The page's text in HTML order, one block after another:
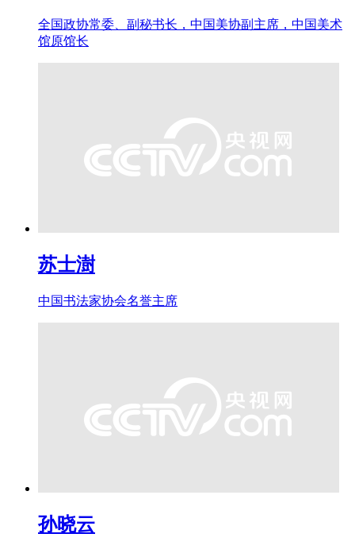
全国政协常委、副秘书长，中国美协副主席，中国美术
馆原馆长
苏士澍
中国书法家协会名誉主席
孙晓云